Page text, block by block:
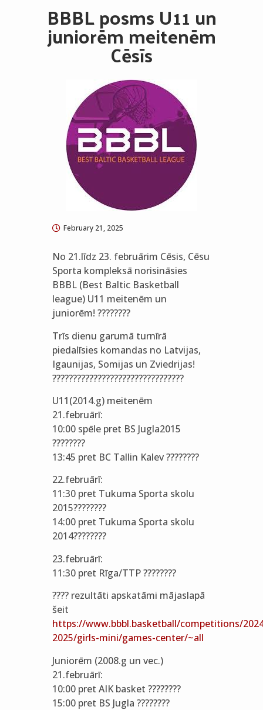
BBBL posms U11 un
juniorēm meitenēm
Cēsīs
February 21, 2025
No 21.līdz 23. februārim Cēsis, Cēsu
Sporta kompleksā norisināsies
BBBL (Best Baltic Basketball
league) U11 meitenēm un
juniorēm! ????????
Trīs dienu garumā turnīrā
piedalīsies komandas no Latvijas,
Igaunijas, Somijas un Zviedrijas!
????????????????????????????????
U11(2014.g) meitenēm
21.februārī:
10:00 spēle pret BS Jugla2015
????????
13:45 pret BC Tallin Kalev ????????
22.februārī:
11:30 pret Tukuma Sporta skolu
2015????????
14:00 pret Tukuma Sporta skolu
2014????????
23.februārī:
11:30 pret Rīga/TTP ????????
???? rezultāti apskatāmi mājaslapā
šeit
https://www.bbbl.basketball/competitions/
2025/girls-mini/games-center/~all
Juniorēm (2008.g un vec.)
21.februārī:
10:00 pret AIK basket ????????
15:00 pret BS Jugla ????????